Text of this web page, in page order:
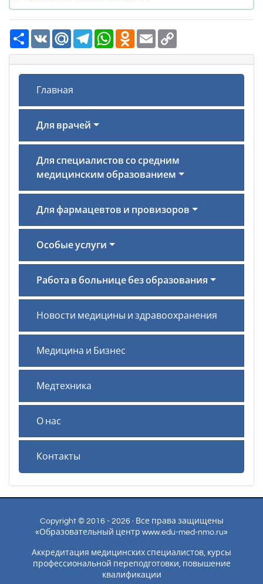
РесурсVK Mail.Ru TelegramWhatsAppOdnoklassniki
Email
Главная
Для врачей
Для специалистов со средним
медицинским образованием
Для фармацевтов и провизоров
Особые услуги
Работа в больнице без образования
Новости медицины и здравоохранения
Медицина и Бизнес
Медтехника
О нас
Контакты
Copyright © 2016 - 2026 · Все права защищены
«Образовательный центр www.edu-med-nmo.ru»
Аккредитация медицинских специалистов, курсы
профессиональной переподготовки, повышение
квалификации